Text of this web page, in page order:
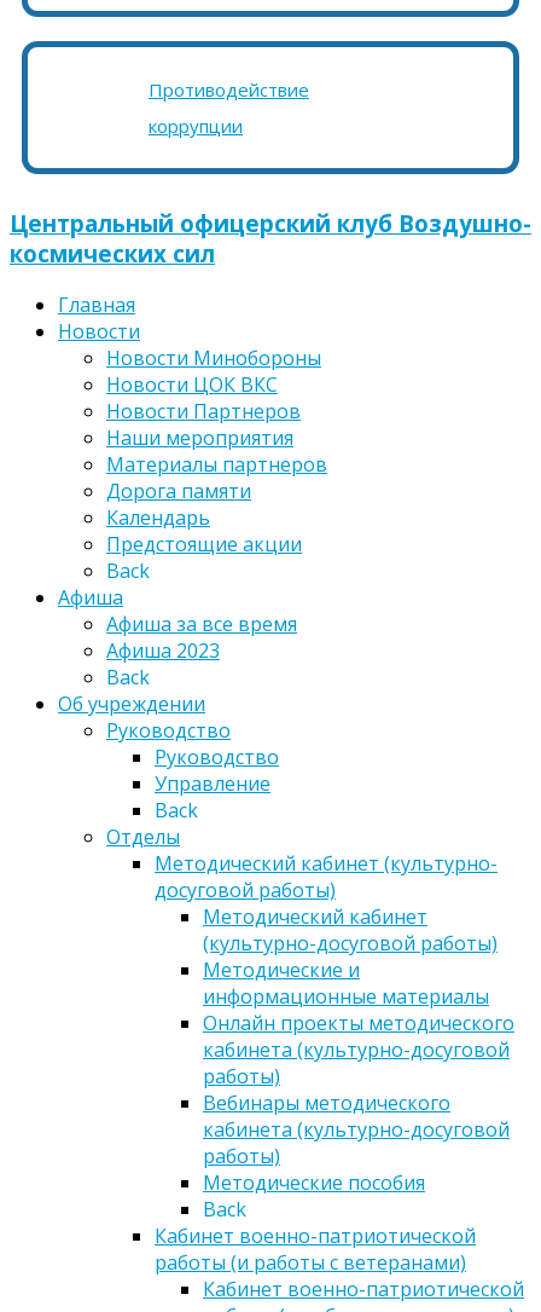
Противодействие
коррупции
Центральный офицерский клуб Воздушно-
космических сил
Главная
Новости
Новости Минобороны
Новости ЦОК ВКС
Новости Партнеров
Наши мероприятия
Материалы партнеров
Дорога памяти
Календарь
Предстоящие акции
Back
Афиша
Афиша за все время
Афиша 2023
Back
Об учреждении
Руководство
Руководство
Управление
Back
Отделы
Методический кабинет (культурно-
досуговой работы)
Методический кабинет
(культурно-досуговой работы)
Методические и
информационные материалы
Онлайн проекты методического
кабинета (культурно-досуговой
работы)
Вебинары методического
кабинета (культурно-досуговой
работы)
Методические пособия
Back
Кабинет военно-патриотической
работы (и работы с ветеранами)
Кабинет военно-патриотической